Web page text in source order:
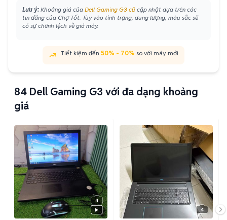
Lưu ý: Khoảng giá của Dell Gaming G3 cũ cập nhật dựa trên các
tin đăng của Chợ Tốt. Tùy vào tình trạng, dung lượng, màu sắc sẽ
có sự chênh lệch về giá máy.
Tiết kiệm đến 50% - 70% so với máy mới
84 Dell Gaming G3 với đa dạng khoảng
giá
4
4